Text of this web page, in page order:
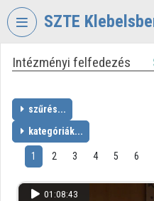
Fejléc kihagyása
SZTE
VIDEOTORIUM
SZTE
KLEBELSBERG
KÖNYVTÁR
Intézményi kezdőlap
Bejelentkezés
Intézményi felfedezés
szűrés...
kategóriák...
1 2 3 4 5 6
01:08:43